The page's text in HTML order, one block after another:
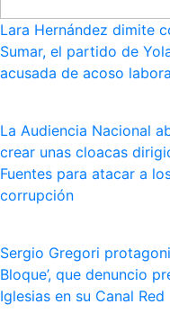
Lara Hernández dimite
Sumar, el partido de
acusada de acoso
La Audiencia Nacional
crear unas cloacas
Fuentes para atacar a
corrupción
Sergio Gregori
Bloque’, que denuncio
Iglesias en su Canal Red